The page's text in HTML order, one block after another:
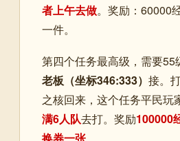
者上午去做。奖励：60000
一件。
第四个任务最高级，需要55
老板（坐标346:333） 接。
之核回来，这个任务平民玩
满6人队去打。奖励100000